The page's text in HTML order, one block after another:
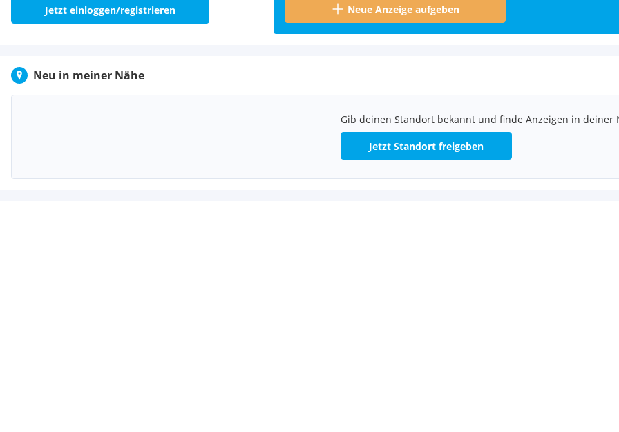
Jetzt einloggen/registrieren
Neue Anzeige aufgeben
Neu in meiner Nähe
Gib deinen Standort bekannt und finde Anzeigen in deiner
Jetzt Standort freigeben